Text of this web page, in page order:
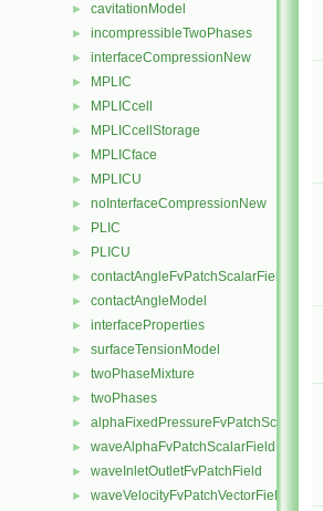
► cavitationModel
► incompressibleTwoPhases
► interfaceCompressionNew
► MPLIC
► MPLICcell
► MPLICcellStorage
► MPLICface
► MPLICU
► noInterfaceCompressionNew
► PLIC
► PLICU
► contactAngleFvPatchScalarField
► contactAngleModel
► interfaceProperties
► surfaceTensionModel
► twoPhaseMixture
► twoPhases
► alphaFixedPressureFvPatchScalarField
► waveAlphaFvPatchScalarField
► waveInletOutletFvPatchField
► waveVelocityFvPatchVectorField